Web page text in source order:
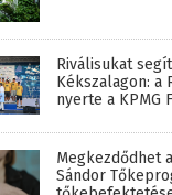
Riválisukat
Kékszalagon: a
nyerte a KPMG
Megkezdődhet
Sándor